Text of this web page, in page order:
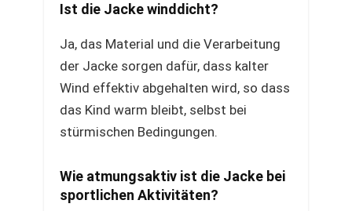
Ist die Jacke winddicht?
Ja, das Material und die Verarbeitung
der Jacke sorgen dafür, dass kalter
Wind effektiv abgehalten wird, so dass
das Kind warm bleibt, selbst bei
stürmischen Bedingungen.
Wie atmungsaktiv ist die Jacke bei
sportlichen Aktivitäten?